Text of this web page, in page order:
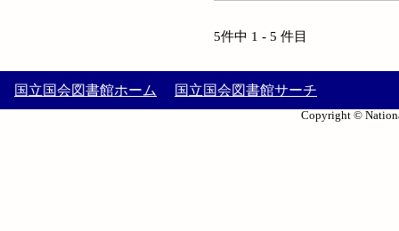
5件中 1 - 5 件目
国立国会図書館ホーム 国立国会図書館サーチ
Copyright ©